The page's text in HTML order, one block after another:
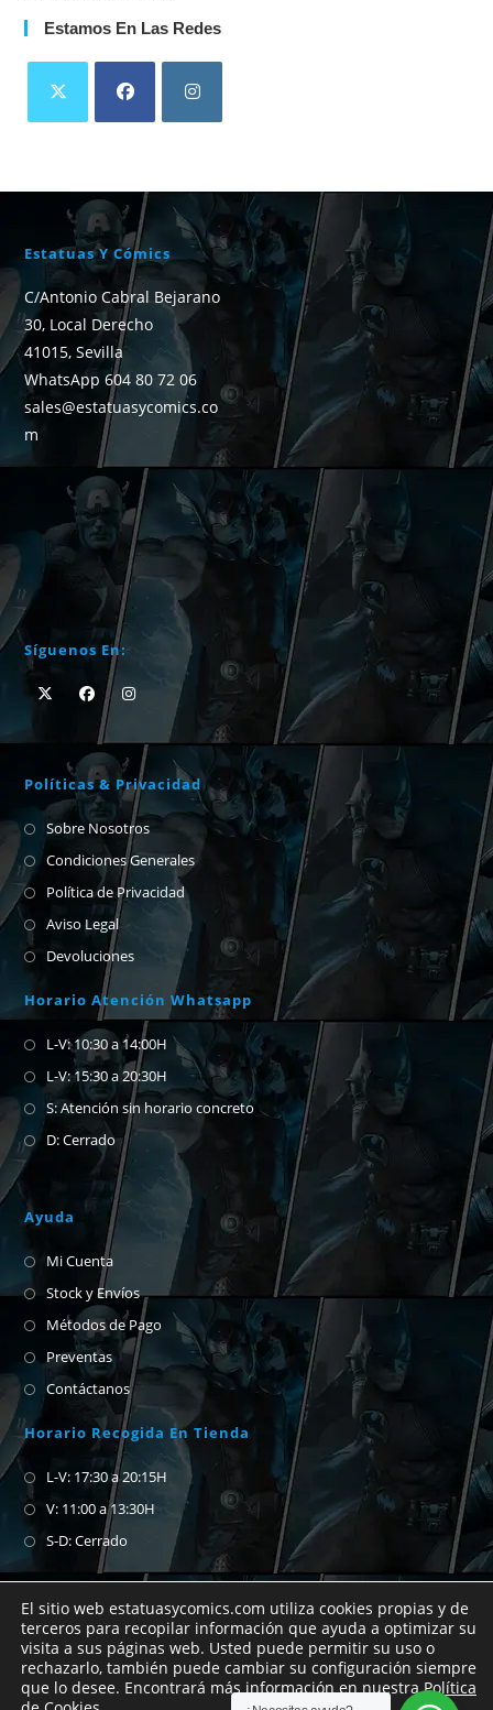
Si no encuentras el cómic que buscas no
dudes en abrirnos un chat de whatsapp para
Estamos En Las Redes
Estatuas Y Cómics
C/Antonio Cabral Bejarano
30, Local Derecho
41015, Sevilla
WhatsApp 604 80 72 06
sales@estatuasycomics.co
m
Síguenos En:
Políticas & Privacidad
Sobre Nosotros
Condiciones Generales
Política de Privacidad
Aviso Legal
Devoluciones
Horario Atención Whatsapp
L-V: 10:30 a 14:00H
L-V: 15:30 a 20:30H
S: Atención sin horario concreto
D: Cerrado
Ayuda
Mi Cuenta
Stock y Envíos
Métodos de Pago
Preventas
Contáctanos
Horario Recogida En Tienda
L-V: 17:30 a 20:15H
V: 11:00 a 13:30H
S-D: Cerrado
Copyright Estatuas y Cómics 2026
El sitio web estatuasycomics.com utiliza cookies propias y de
terceros para recopilar información que ayuda a optimizar su
visita a sus páginas web. Usted puede permitir su uso o
rechazarlo, también puede cambiar su configuración siempre
que lo desee. Encontrará más información en nuestraPolítica